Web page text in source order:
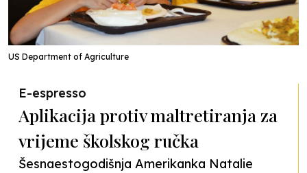
US Department of Agriculture
E-espresso
Aplikacija protiv maltretiranja za
vrijeme školskog ručka
Šesnaestogodišnja Amerikanka Natalie